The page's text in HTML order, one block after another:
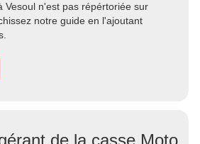
Vesoul n'est pas répértoriée sur
notre guide en l'ajoutant
de la casse Moto